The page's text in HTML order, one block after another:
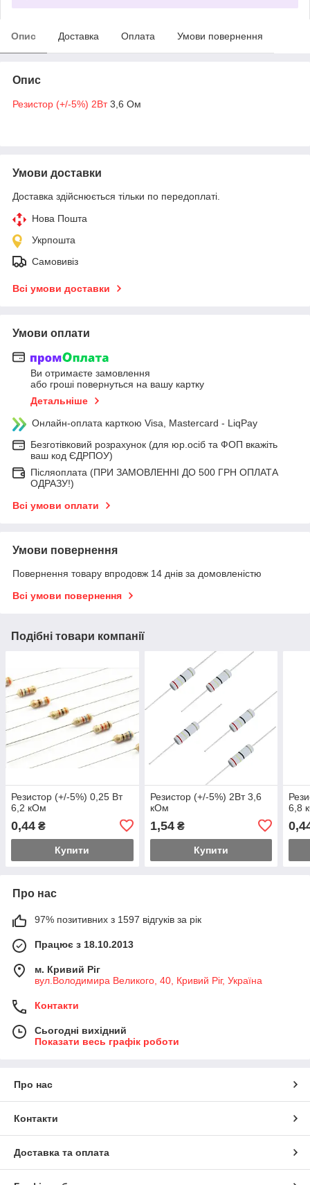
Опис Доставка Оплата Умови повернення
Опис
Резистор (+/-5%) 2Вт3,6 Ом
Умови доставки
Доставка здійснюється тільки по передоплаті.
Нова Пошта
Укрпошта
Самовивіз
Всі умови доставки
Умови оплати
Ви отримаєте замовлення
або гроші повернуться на вашу картку
Детальніше
Онлайн-оплата карткою Visa, Mastercard - LiqPay
Безготівковий розрахунок (для юр.осіб та ФОП вкажіть
ваш код ЄДРПОУ)
Післяоплата (ПРИ ЗАМОВЛЕННІ ДО 500 ГРН ОПЛАТА
ОДРАЗУ!)
Всі умови оплати
Умови повернення
Повернення товару впродовж 14 днів за домовленістю
Всі умови повернення
Подібні товари компанії
Резистор (+/-5%) 0,25 Вт
6,2 кОм
0,44 ₴
Купити
Резистор (+/-5%) 2Вт 3,6
кОм
1,54₴
Купити
6,8
Про нас
97% позитивних з 1597 відгуків за рік
Працює з 18.10.2013
м. Кривий Ріг
вул.Володимира Великого, 40, Кривий Ріг, Україна
Контакти
Сьогодні вихідний
Показати весь графік роботи
Про нас
Контакти
Доставка та оплата